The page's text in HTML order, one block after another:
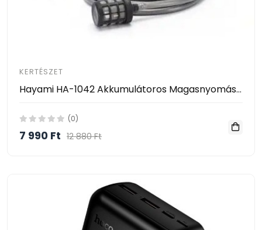
KERTÉSZET
Hayami HA-1042 Akkumulátoros Magasnyomású Mosó – 2 Akkumulátorral, Habosító Tartállyal és Kofferrel
(0)
7 990 Ft 12 880 Ft